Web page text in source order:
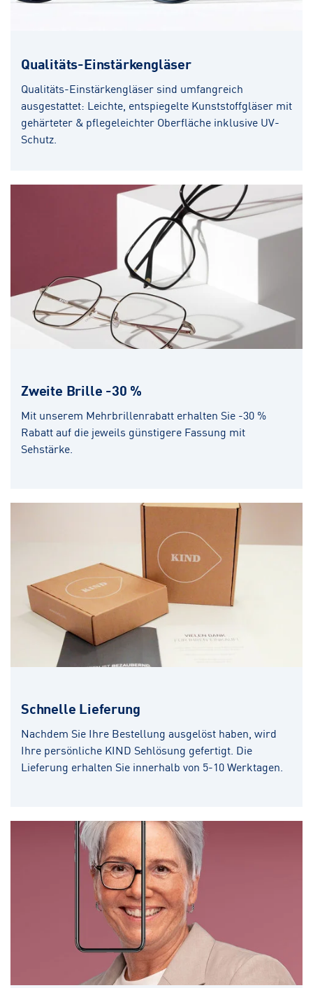
Qualitäts-Einstärkengläser
Qualitäts-Einstärkengläser sind umfangreich
ausgestattet: Leichte, entspiegelte Kunststoffgläser mit
gehärteter & pflegeleichter Oberfläche inklusive UV-
Schutz.
Zweite Brille -30 %
Mit unserem Mehrbrillenrabatt erhalten Sie -30 %
Rabatt auf die jeweils günstigere Fassung mit
Sehstärke.
Schnelle Lieferung
Nachdem Sie Ihre Bestellung ausgelöst haben, wird
Ihre persönliche KIND Sehlösung gefertigt. Die
Lieferung erhalten Sie innerhalb von 5-10 Werktagen.